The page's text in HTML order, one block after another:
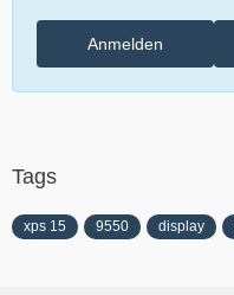
Anmelden
Tags
xps 15 9550 display